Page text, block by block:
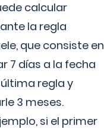
calcular
la regla
que consiste en
7 días a la fecha
regla y
3 meses.
si el primer